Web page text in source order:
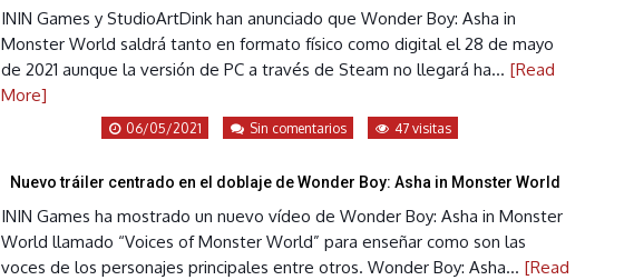
ININ Games y StudioArtDink han anunciado que Wonder Boy: Asha in
Monster World saldrá tanto en formato físico como digital el 28 de mayo
de 2021 aunque la versión de PC a través de Steam no llegará ha... [Read
More]
06/05/2021 Sin comentarios 47 visitas
Nuevo tráiler centrado en el doblaje de Wonder Boy: Asha in Monster World
ININ Games ha mostrado un nuevo vídeo de Wonder Boy: Asha in Monster
World llamado “Voices of Monster World” para enseñar como son las
voces de los personajes principales entre otros. Wonder Boy: Asha... [Read